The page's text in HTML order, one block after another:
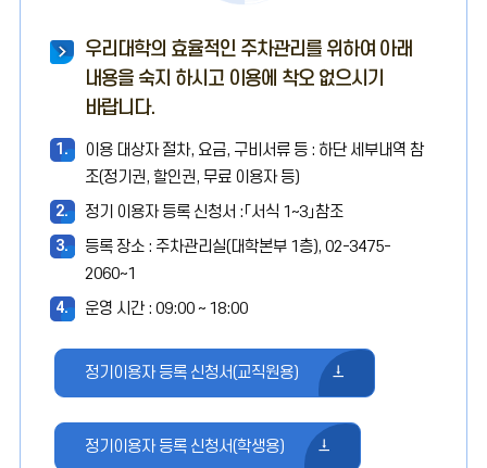
우리대학의 효율적인 주차관리를 위하여 아래
내용을 숙지 하시고 이용에 착오 없으시기
바랍니다.
1.
이용 대상자 절차, 요금, 구비서류 등 : 하단 세부내역 참
조(정기권, 할인권, 무료 이용자 등)
2. 정기 이용자 등록 신청서 :「서식 1~3」참조
3.
등록 장소 : 주차관리실(대학본부 1층), 02-3475-
2060~1
4. 운영 시간 : 09:00 ~ 18:00
정기이용자 등록 신청서(교직원용)
정기이용자 등록 신청서(학생용)